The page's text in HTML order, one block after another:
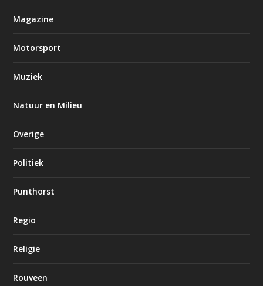
Magazine
Motorsport
Muziek
Natuur en Milieu
Overige
Politiek
Punthorst
Regio
Religie
Rouveen